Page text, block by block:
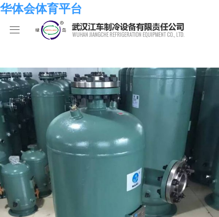
华体会体育平台
华体会体育平台
海水系列
化工系列
空调系列
冷冻系列
热泵系列
食品系列
关于我们
华体会体育平台
荣誉资质
发展历程
组织结构
样本手册
华体会体育平台
华体会体育平台
行业新闻
合作伙伴
人员招聘
业绩考核
员工发展
华体会体育平台-华体会（中国）
在线留言